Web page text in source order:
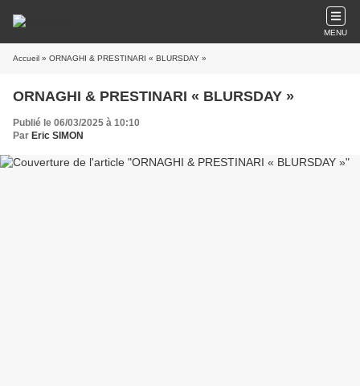
MENU
Accueil » ORNAGHI & PRESTINARI « BLURSDAY »
ORNAGHI & PRESTINARI « BLURSDAY »
Publié le 06/03/2025 à 10:10
Par Eric SIMON